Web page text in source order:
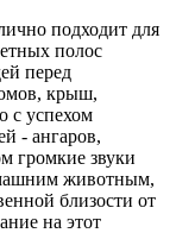
подходит для
полос
перед
крыш,
с успехом
- ангаров,
громкие звуки
животным,
близости от
на этот